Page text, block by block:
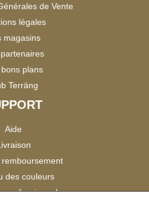
de Vente
légales
magasins
bons plans
Terräng
Aide
remboursement
des couleurs
professionnels